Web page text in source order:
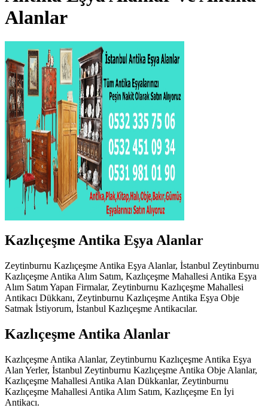
Alanlar
Kazlıçeşme Antika Eşya Alanlar
Zeytinburnu Kazlıçeşme Antika Eşya Alanlar, İstanbul Zeytinburnu
Kazlıçeşme Antika Alım Satım, Kazlıçeşme Mahallesi Antika Eşya
Alım Satım Yapan Firmalar, Zeytinburnu Kazlıçeşme Mahallesi
Antikacı Dükkanı, Zeytinburnu Kazlıçeşme Antika Eşya Obje
Satmak İstiyorum, İstanbul Kazlıçeşme Antikacılar.
Kazlıçeşme Antika Alanlar
Kazlıçeşme Antika Alanlar, Zeytinburnu Kazlıçeşme Antika Eşya
Alan Yerler, İstanbul Zeytinburnu Kazlıçeşme Antika Obje Alanlar,
Kazlıçeşme Mahallesi Antika Alan Dükkanlar, Zeytinburnu
Kazlıçeşme Mahallesi Antika Alım Satım, Kazlıçeşme En İyi
Antikacı.